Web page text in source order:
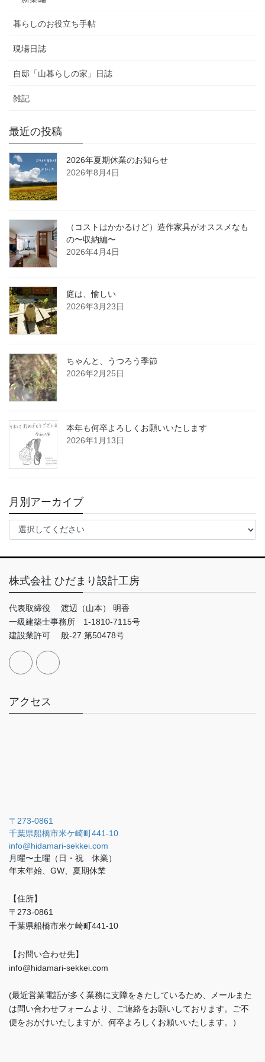
暮らしのお役立ち手帖
現場日誌
自邸「山暮らしの家」日誌
雑記
最近の投稿
2026年夏期休業のお知らせ
2026年8月4日
（コストはかかるけど）造作家具がオススメなも
の〜収納編〜
2026年4月4日
庭は、愉しい
2026年3月23日
ちゃんと、うつろう季節
2026年2月25日
本年も何卒よろしくお願いいたします
2026年1月13日
月別アーカイブ
株式会社 ひだまり設計工房
代表取締役 渡辺（山本） 明香
一級建築士事務所 1-1810-7115号
建設業許可 般-27 第50478号
アクセス
〒273-0861
千葉県船橋市米ケ崎町441-10
info@hidamari-sekkei.com
月曜〜土曜（日・祝 休業）
年末年始、GW、夏期休業
【住所】
〒273-0861
千葉県船橋市米ケ崎町441-10
【お問い合わせ先】
info@hidamari-sekkei.com
(最近営業電話が多く業務に支障をきたしているため、メールまた
は問い合わせフォームより、ご連絡をお願いしております。ご不
便をおかけいたしますが、何卒よろしくお願いいたします。）